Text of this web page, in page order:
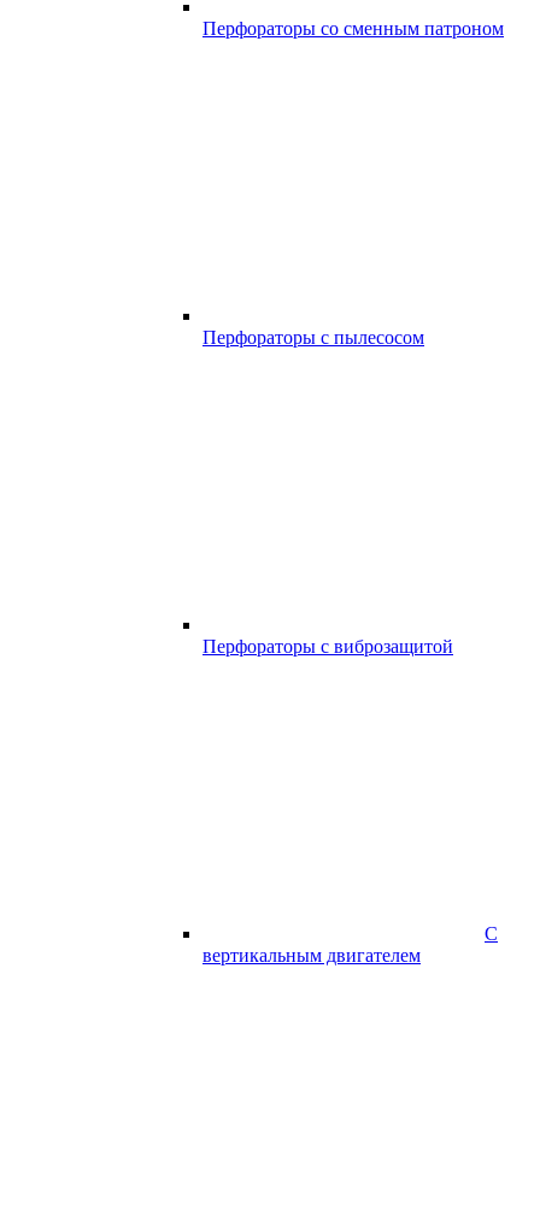
Перфораторы со сменным патроном
Перфораторы с пылесосом
Перфораторы с виброзащитой
С
вертикальным двигателем